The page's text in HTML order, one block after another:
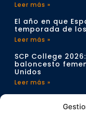
Leer más »
El año en que
temporada de
Leer más »
SCP College
baloncesto
Unidos
Leer más »
CONTACTO